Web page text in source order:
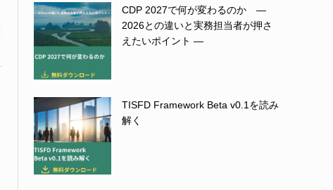
CDP 2027で何が変わるのか ―
2026との違いと実務担当者が押さ
えたいポイント ―
TISFD Framework Beta v0.1を読み
解く